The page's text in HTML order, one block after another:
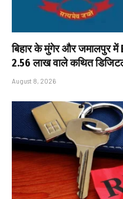
बिहार के मुंगेर और जमालपुर में
₹2.56 लाख वाले कथित
August 8, 2026